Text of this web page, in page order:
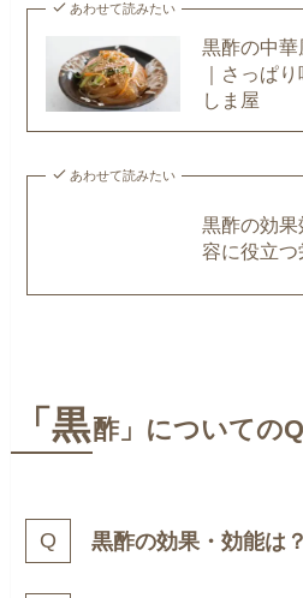
あわせて読みたい
黒酢の中
｜さっぱ
しま屋
あわせて読みたい
黒酢の効
容に役立
「黒酢」 についての
黒酢の効果・効能は？